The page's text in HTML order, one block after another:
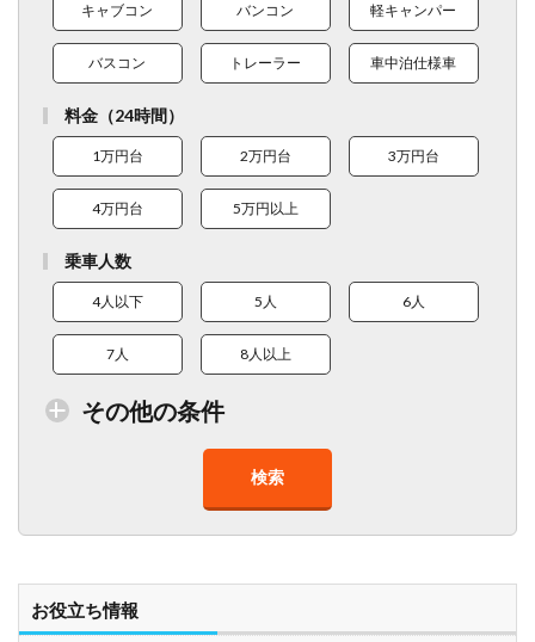
キャブコン バンコン 軽キャンパー
バスコン トレーラー 車中泊仕様車
料金（24時間）
1万円台 2万円台 3万円台
4万円台 5万円以上
乗車人数
4人以下 5人 6人
7人 8人以上
その他の条件
車椅子対応
検索
お役立ち情報